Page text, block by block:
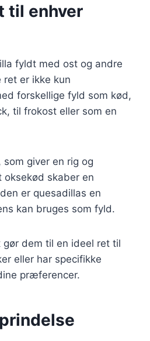
til enhver
fyldt med ost og andre
ret er ikke kun
forskellige fyld som kød,
til frokost eller som en
giver en rig og
skaber en
er quesadillas en
kan bruges som fyld.
dem til en ideel ret til
eller har specifikke
præferencer.